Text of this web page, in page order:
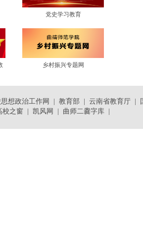
党史学习教育
乡村振兴专题网
想政治工作网 | 教育部 | 云南省教育厅 |
校之窗 | 凯风网 | 曲师二爨字库 |